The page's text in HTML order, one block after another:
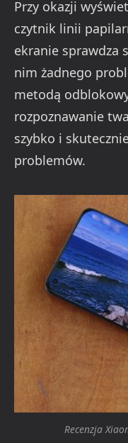
Przy okazji
czytnik linii
ekranie sprawdza
nim żadnego
metodą
rozpoznawanie
szybko i
problemów.
Recenzja